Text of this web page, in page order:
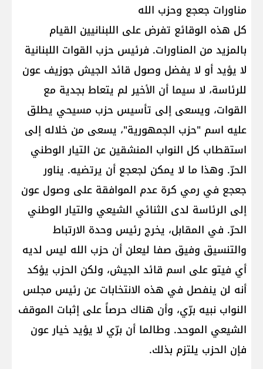
مناورات جعجع وحزب الله
كل هذه الوقائع تفرض على اللبنانيين القيام
بالمزيد من المناورات. فرئيس حزب القوات اللبنانية
لا يؤيد أو لا يفضل وصول قائد الجيش جوزيف عون
للرئاسة، لا سيما أن الأخير لم يتعاط بجدية مع
القوات، ويسعى إلى تأسيس حزب مسيحي يطلق
عليه اسم "حزب الجمهورية"، يسعى من خلاله إلى
استقطاب كل النواب المنشقين عن التيار الوطني
الحرّ. وهذا ما لا يمكن لجعجع أن يرتضيه. يناور
جعجع في رمي كرة عدم الموافقة على وصول عون
إلى الرئاسة لدى الثنائي الشيعي والتيار الوطني
الحرّ. في المقابل، يخرج رئيس وحدة الارتباط
والتنسيق وفيق صفا ليعلن أن حزب الله ليس لديه
أي فيتو على اسم قائد الجيش، ولكن الحزب يؤكد
أنه لن ينفصل في هذه الانتخابات عن رئيس مجلس
النواب نبيه برّي، وأن هناك حرصاً على إثبات الموقف
الشيعي الموحد. وطالما أن برّي لا يؤيد خيار عون
فإن الحزب يلتزم بذلك.